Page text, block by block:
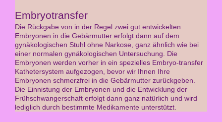
Embryotransfer
Die Rückgabe von in der Regel zwei gut entwickelten
Embryonen in die Gebärmutter erfolgt dann auf dem
gynäkologischen Stuhl ohne Narkose, ganz ähnlich wie bei
einer normalen gynäkologischen Untersuchung. Die
Embryonen werden vorher in ein spezielles Embryo-transfer
Kathetersystem aufgezogen, bevor wir Ihnen Ihre
Embryonen schmerzfrei in die Gebärmutter zurückgeben.
Die Einnistung der Embryonen und die Entwicklung der
Frühschwangerschaft erfolgt dann ganz natürlich und wird
lediglich durch bestimmte Medikamente unterstützt.